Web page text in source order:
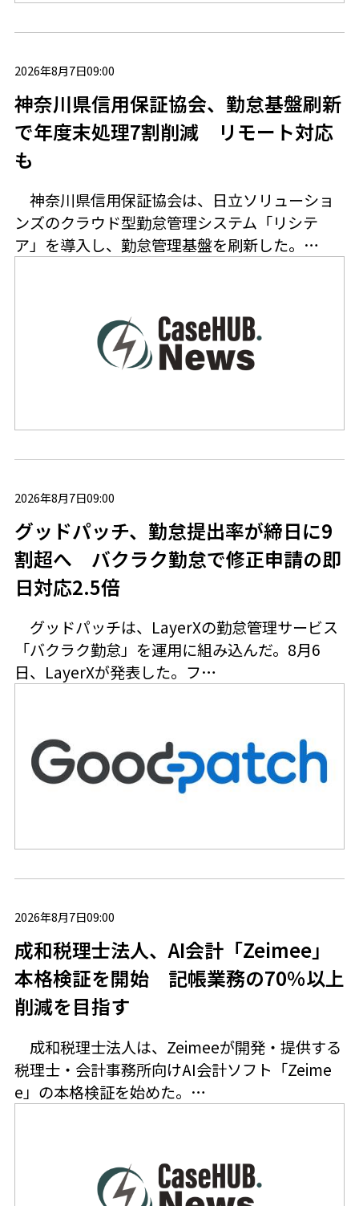
2026年8月7日09:00
神奈川県信用保証協会、勤怠基盤刷新
で年度末処理7割削減 リモート対応
も
神奈川県信用保証協会は、日立ソリューショ
ンズのクラウド型勤怠管理システム「リシテ
ア」を導入し、勤怠管理基盤を刷新した。…
2026年8月7日09:00
グッドパッチ、勤怠提出率が締日に9
割超へ バクラク勤怠で修正申請の即
日対応2.5倍
グッドパッチは、LayerXの勤怠管理サービス
「バクラク勤怠」を運用に組み込んだ。8月6
日、LayerXが発表した。フ…
2026年8月7日09:00
成和税理士法人、AI会計「Zeimee」
本格検証を開始 記帳業務の70％以上
削減を目指す
成和税理士法人は、Zeimeeが開発・提供する
税理士・会計事務所向けAI会計ソフト「Zeime
e」の本格検証を始めた。…